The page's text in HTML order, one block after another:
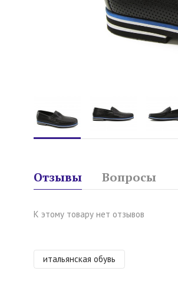
Отзывы Вопросы
К этому товару нет отзывов
итальянская обувь